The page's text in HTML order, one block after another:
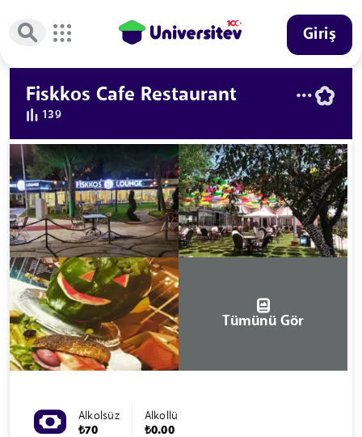
Giriş
Fiskkos Cafe Restaurant
139
Tümünü Gör
Alkolsüz
₺70
Alkollü
₺0.00